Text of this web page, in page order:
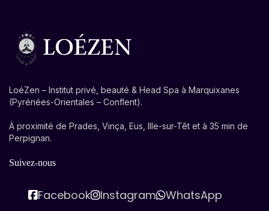
LoéZen – Institut privé, beauté & Head Spa à Marquixanes
(Pyrénées-Orientales – Conflent).
À proximité de Prades, Vinça, Eus, Ille-sur-Têt et à 35 min de
Perpignan.
Suivez-nous
Facebook Instagram WhatsApp